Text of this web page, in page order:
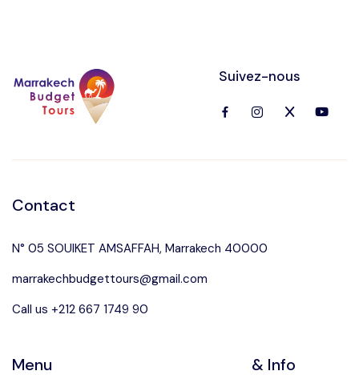
Suivez-nous
Contact
N° 05 SOUIKET AMSAFFAH, Marrakech 40000
marrakechbudgettours@gmail.com
Call us +212 667 1749 90
Menu & Info